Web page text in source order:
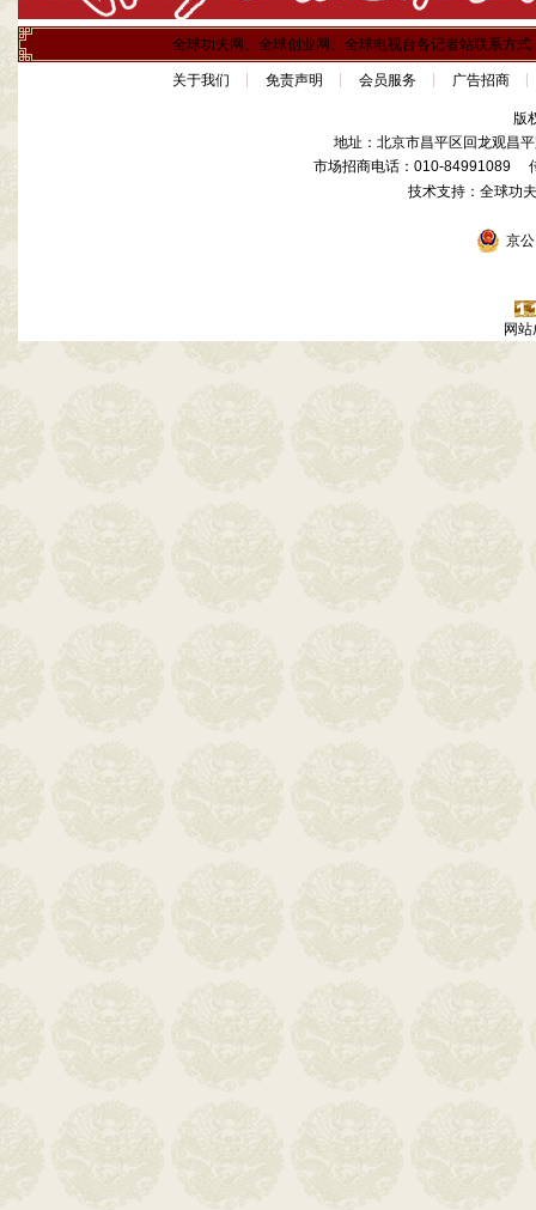
全球功夫网、全球创业网、全球电视台各记者站联系方式
关于我们 免责声明 会员服务 广告招商
版
地址：北京市昌平区回龙观昌
市场招商电话：010-84991089
技术支持：全球
京公
网